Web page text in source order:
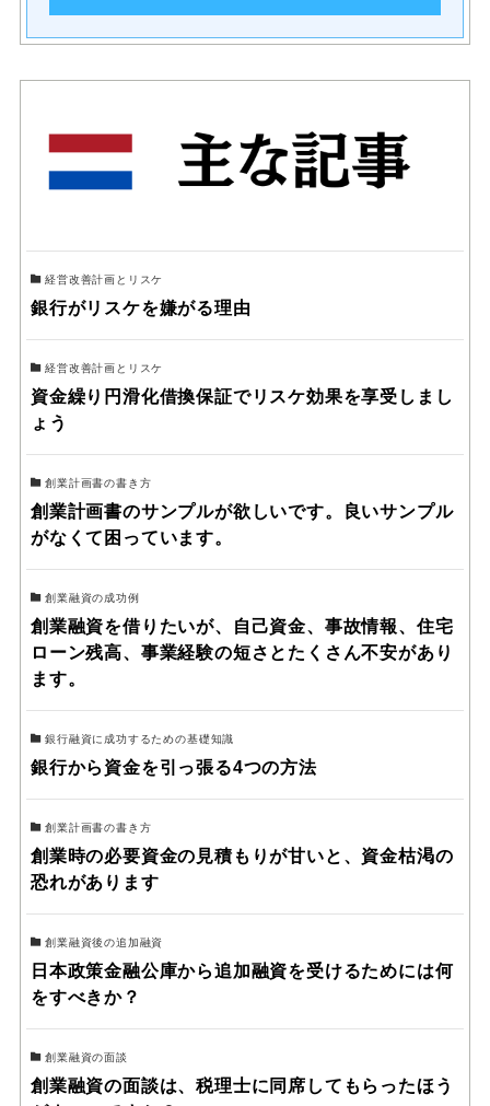
経営改善計画とリスケ
銀行がリスケを嫌がる理由
経営改善計画とリスケ
資金繰り円滑化借換保証でリスケ効果を享受しまし
ょう
創業計画書の書き方
創業計画書のサンプルが欲しいです。良いサンプル
がなくて困っています。
創業融資の成功例
創業融資を借りたいが、自己資金、事故情報、住宅
ローン残高、事業経験の短さとたくさん不安があり
ます。
銀行融資に成功するための基礎知識
銀行から資金を引っ張る4つの方法
創業計画書の書き方
創業時の必要資金の見積もりが甘いと、資金枯渇の
恐れがあります
創業融資後の追加融資
日本政策金融公庫から追加融資を受けるためには何
をすべきか？
創業融資の面談
創業融資の面談は、税理士に同席してもらったほう